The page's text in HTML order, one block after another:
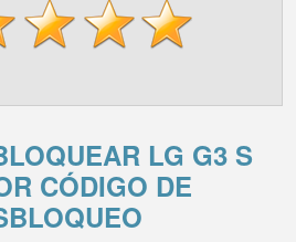
LG G3 S
CÓDIGO DE